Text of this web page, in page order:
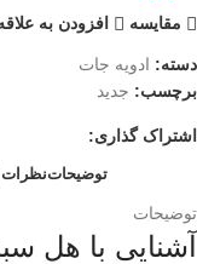
مقایسه
افزودن به
دسته: ادویه جات
برچسب: جدید
اشتراک گذاری:
توضیحاتنظرات
توضیحات
آشنایی با هل